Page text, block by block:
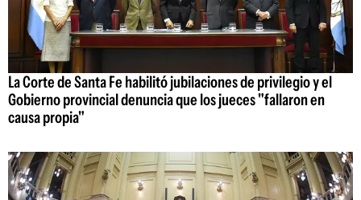
La Corte de Santa Fe habilitó jubilaciones de privilegio y el
Gobierno provincial denuncia que los jueces "fallaron en
causa propia"